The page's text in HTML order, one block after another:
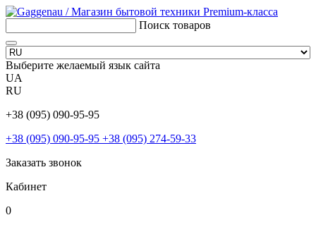
Поиск товаров
Выберите желаемый язык сайта
UA
RU
+38 (095) 090-95-95
+38 (095) 090-95-95 +38 (095) 274-59-33
Заказать звонок
Кабинет
0